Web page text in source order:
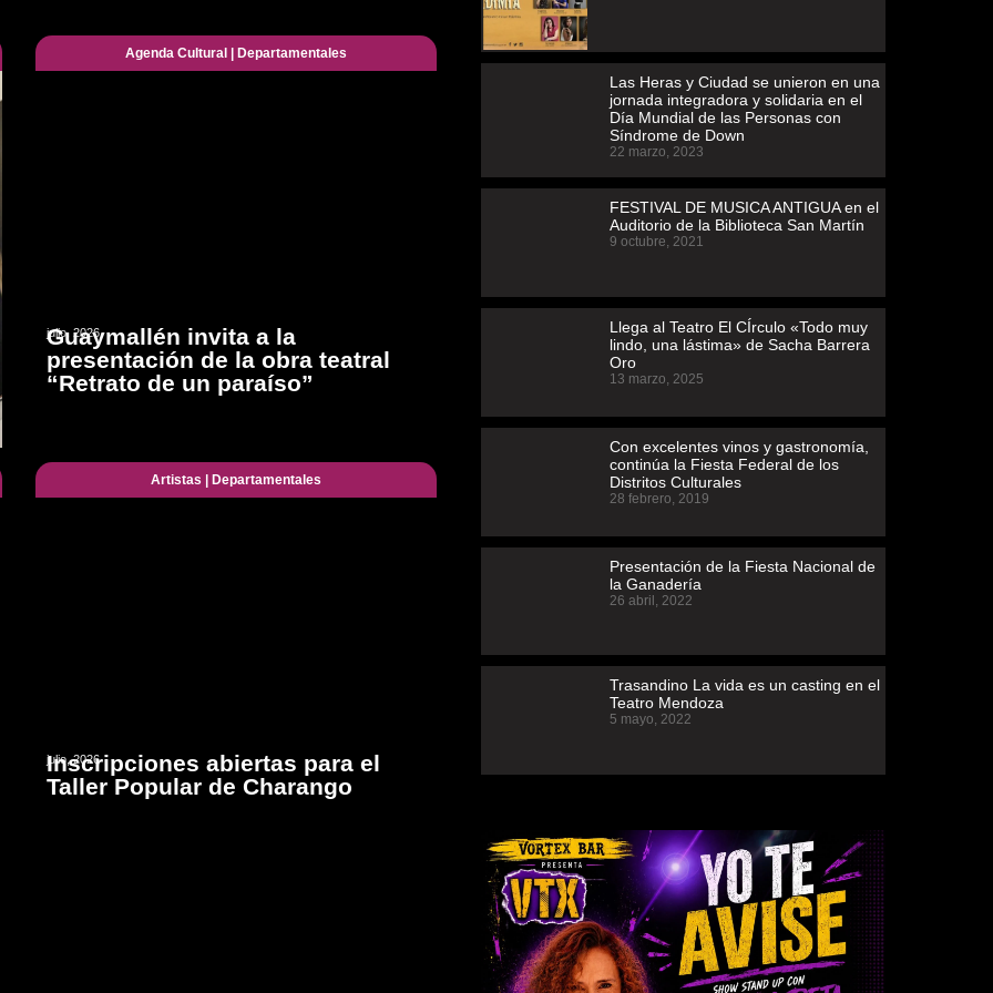
Agenda Cultural Departamentales
julio, 2026
Guaymallén invita a la
presentación de la obra teatral
“Retrato de un paraíso”
Artistas Departamentales
julio, 2026
Inscripciones abiertas para el
Taller Popular de Charango
Las Heras y Ciudad se unieron en una
jornada integradora y solidaria en el
Día Mundial de las Personas con
Síndrome de Down
22 marzo, 2023
FESTIVAL DE MUSICA ANTIGUA en el
Auditorio de la Biblioteca San Martín
9 octubre, 2021
Llega al Teatro El CÍrculo «Todo muy
lindo, una lástima» de Sacha Barrera
Oro
13 marzo, 2025
Con excelentes vinos y gastronomía,
continúa la Fiesta Federal de los
Distritos Culturales
28 febrero, 2019
Presentación de la Fiesta Nacional de
la Ganadería
26 abril, 2022
Trasandino La vida es un casting en el
Teatro Mendoza
5 mayo, 2022